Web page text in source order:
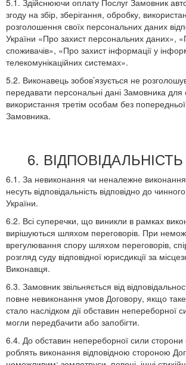
5.1. Здійснюючи оплату Послуг Замовник
згоду на збір, зберігання, обробку,
розголошення своїх персональних даних
України «Про захист персональних даних»,
споживачів», «Про захист інформації у
телекомунікаційних системах».
5.2. Виконавець зобов’язується не
передавати персональні дані Замовника
використання третім особам без
Замовника.
6.
6.1. За невиконання чи неналежне
несуть відповідальність відповідно до
України.
6.2. Всі суперечки, що виникли в рамках
вирішуються шляхом переговорів. При
врегулювання спору шляхом переговорів,
розгляд суду відповідної юрисдикції за
Виконавця.
6.3. Замовник звільняється від
повне невиконання умов Договору, якщо
стало наслідком дії обставин непереборної
могли передбачити або запобігти.
6.4. До обставин непереборної сили сторони
роблять виконання відповідною стороною